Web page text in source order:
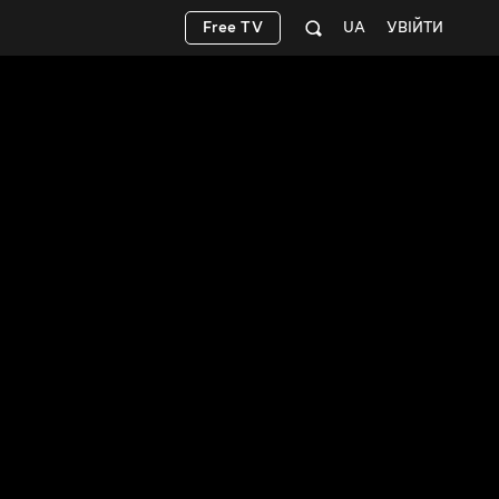
УВІЙТИ
UA
Free TV